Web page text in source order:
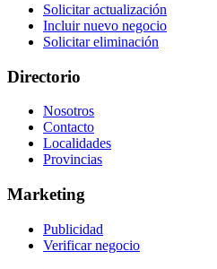
Solicitar actualización
Incluir nuevo negocio
Solicitar eliminación
Directorio
Nosotros
Contacto
Localidades
Provincias
Marketing
Publicidad
Verificar negocio